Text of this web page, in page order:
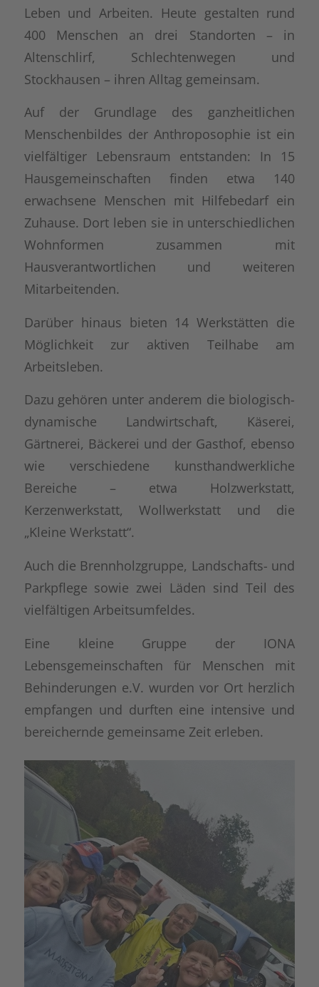
Leben und Arbeiten. Heute gestalten rund
400 Menschen an drei Standorten – in
Altenschlirf, Schlechtenwegen und
Stockhausen – ihren Alltag gemeinsam.
Auf der Grundlage des ganzheitlichen
Menschenbildes der Anthroposophie ist ein
vielfältiger Lebensraum entstanden: In 15
Hausgemeinschaften finden etwa 140
erwachsene Menschen mit Hilfebedarf ein
Zuhause. Dort leben sie in unterschiedlichen
Wohnformen zusammen mit
Hausverantwortlichen und weiteren
Mitarbeitenden.
Darüber hinaus bieten 14 Werkstätten die
Möglichkeit zur aktiven Teilhabe am
Arbeitsleben.
Dazu gehören unter anderem die biologisch-
dynamische Landwirtschaft, Käserei,
Gärtnerei, Bäckerei und der Gasthof, ebenso
wie verschiedene kunsthandwerkliche
Bereiche – etwa Holzwerkstatt,
Kerzenwerkstatt, Wollwerkstatt und die
„Kleine Werkstatt“.
Auch die Brennholzgruppe, Landschafts- und
Parkpflege sowie zwei Läden sind Teil des
vielfältigen Arbeitsumfeldes.
Eine kleine Gruppe der IONA
Lebensgemeinschaften für Menschen mit
Behinderungen e.V. wurden vor Ort herzlich
empfangen und durften eine intensive und
bereichernde gemeinsame Zeit erleben.